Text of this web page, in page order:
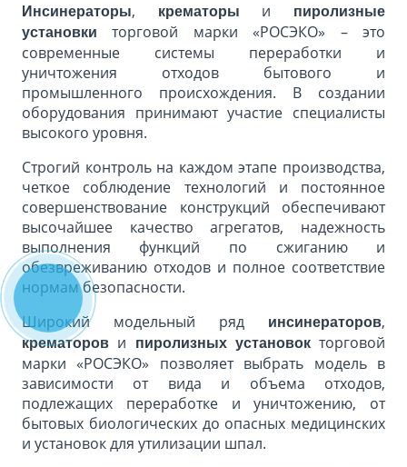
Инсинераторы, крематоры и
пиролизные
установки
торговой марки «РОСЭКО» – это
современные системы переработки и
уничтожения отходов бытового и
промышленного происхождения. В создании
оборудования принимают участие специалисты
высокого уровня.
Строгий контроль на каждом этапе производства,
четкое соблюдение технологий и постоянное
совершенствование конструкций обеспечивают
высочайшее качество агрегатов, надежность
выполнения функций по сжиганию и
обезвреживанию отходов и полное соответствие
нормам безопасности.
Широкий модельный ряд
инсинераторов,
крематорови пиролизных установокторговой
марки «РОСЭКО» позволяет выбрать модель в
зависимости от вида и объема отходов,
подлежащих переработке и уничтожению, от
бытовых биологических до опасных медицинских
и установок для утилизации шпал.